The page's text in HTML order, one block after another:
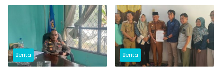
Berita Berita